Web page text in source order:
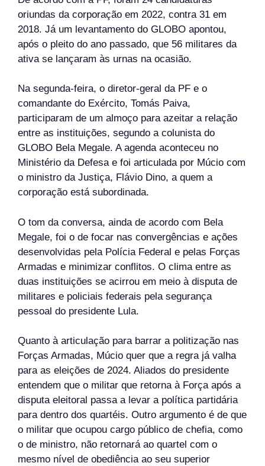
oriundas da corporação em 2022, contra 31 em
2018. Já um levantamento do GLOBO apontou,
após o pleito do ano passado, que 56 militares da
ativa se lançaram às urnas na ocasião.
Na segunda-feira, o diretor-geral da PF e o
comandante do Exército, Tomás Paiva,
participaram de um almoço para azeitar a relação
entre as instituições, segundo a colunista do
GLOBO Bela Megale. A agenda aconteceu no
Ministério da Defesa e foi articulada por Múcio com
o ministro da Justiça, Flávio Dino, a quem a
corporação está subordinada.
O tom da conversa, ainda de acordo com Bela
Megale, foi o de focar nas convergências e ações
desenvolvidas pela Polícia Federal e pelas Forças
Armadas e minimizar conflitos. O clima entre as
duas instituições se acirrou em meio à disputa de
militares e policiais federais pela segurança
pessoal do presidente Lula.
Quanto à articulação para barrar a politização nas
Forças Armadas, Múcio quer que a regra já valha
para as eleições de 2024. Aliados do presidente
entendem que o militar que retorna à Força após a
disputa eleitoral passa a levar a política partidária
para dentro dos quartéis. Outro argumento é de que
o militar que ocupou cargo público de chefia, como
o de ministro, não retornará ao quartel com o
mesmo nível de obediência ao seu superior